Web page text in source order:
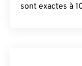
sont exactes à